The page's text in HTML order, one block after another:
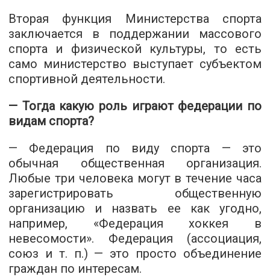
Вторая функция Министерства спорта
заключается в поддержании массового
спорта и физической культуры, то есть
само министерство выступает субъектом
спортивной деятельности.
— Тогда какую роль играют федерации по
видам спорта?
— Федерация по виду спорта — это
обычная общественная организация.
Любые три человека могут в течение часа
зарегистрировать общественную
организацию и назвать ее как угодно,
например, «Федерация хоккея в
невесомости». Федерация (ассоциация,
союз и т. п.) — это просто объединение
граждан по интересам.